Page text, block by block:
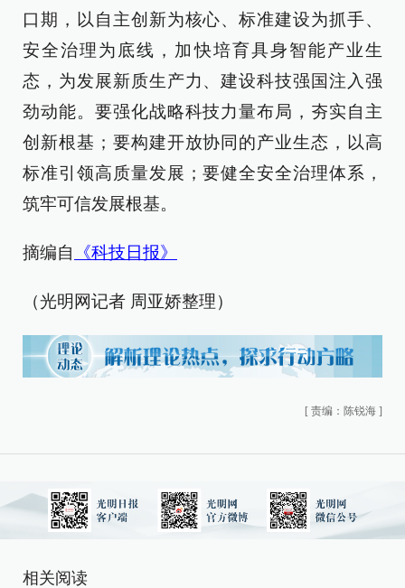
口期，以自主创新为核心、标准建设为抓手、
安全治理为底线，加快培育具身智能产业生
态，为发展新质生产力、建设科技强国注入强
劲动能。要强化战略科技力量布局，夯实自主
创新根基；要构建开放协同的产业生态，以高
标准引领高质量发展；要健全安全治理体系，
筑牢可信发展根基。
摘编自 《科技日报》
（光明网记者 周亚娇整理）
[ 责编：陈锐海 ]
相关阅读